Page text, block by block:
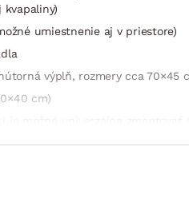
umiestnenie aj v priestore)
výplň, rozmery cca 70×45
cm)
úzky dizajn = šetrí okolitý